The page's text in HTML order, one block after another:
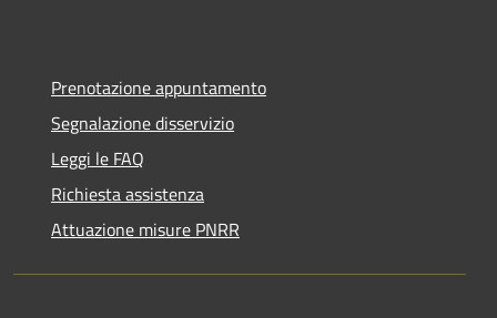
Prenotazione appuntamento
Segnalazione disservizio
Leggi le FAQ
Richiesta assistenza
Attuazione misure PNRR